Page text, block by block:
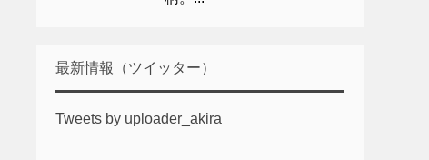
最新情報（ツイッター）
Tweets by uploader_akira